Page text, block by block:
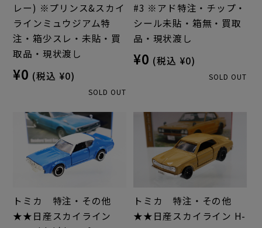
レー) ※プリンス&スカイ
ラインミュウジアム特
注・箱少スレ・未貼・買
取品・現状渡し
¥0 (税込 ¥0)
SOLD OUT
#3 ※アド特注・チップ・
シール未貼・箱無・買取
品・現状渡し
¥0 (税込 ¥0)
SOLD OUT
トミカ 特注・その他
★★日産スカイライン
トミカ 特注・その他
★★日産スカイライン H-